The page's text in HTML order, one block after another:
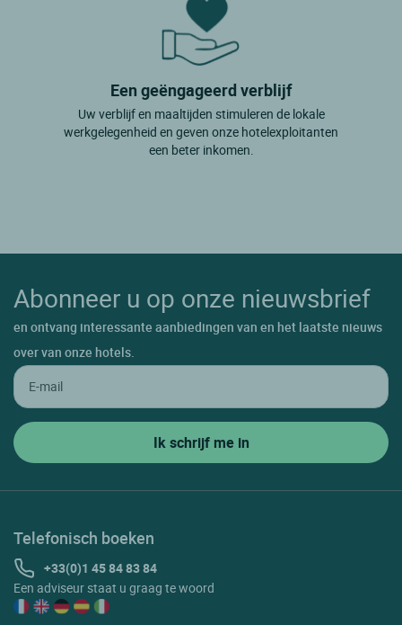
Een geëngageerd verblijf
Uw verblijf en maaltijden stimuleren de lokale
werkgelegenheid en geven onze hotelexploitanten
een beter inkomen.
Abonneer u op onze nieuwsbrief
en ontvang interessante aanbiedingen van en het laatste nieuws
over van onze hotels.
Telefonisch boeken
+33(0)1 45 84 83 84
Een adviseur staat u graag te woord